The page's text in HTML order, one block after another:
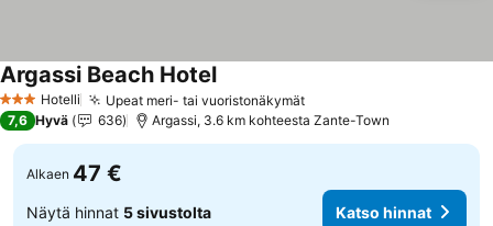
3 Tähtiluokitus
Hotelli Upeat meri- tai vuoristonäkymät
Argassi Beach Hotel
7,6 Hyvä 636 Argassi, 3.6 km kohteesta Zante-Town
Alkaen 47 €
Näytä hinnat 5 sivustolta Katso hinnat